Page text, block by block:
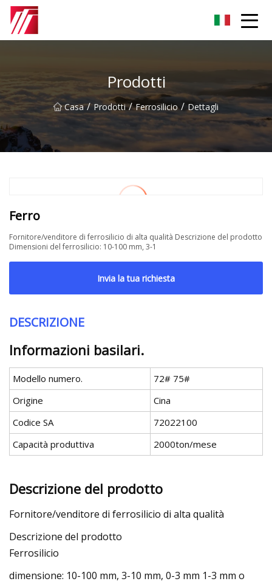
Prodotti
Casa / Prodotti / Ferrosilicio / Dettagli
Ferro
Fornitore/venditore di ferrosilicio di alta qualità Descrizione del prodotto
Dimensioni del ferrosilicio: 10-100 mm, 3-1
Invia la tua richiesta
DESCRIZIONE
Informazioni basilari.
Modello numero.
72# 75#
Origine
Cina
Codice SA
72022100
Capacità produttiva
2000ton/mese
Descrizione del prodotto
Fornitore/venditore di ferrosilicio di alta qualità
Descrizione del prodotto
Ferrosilicio
dimensione: 10-100 mm, 3-10 mm, 0-3 mm 1-3 mm o